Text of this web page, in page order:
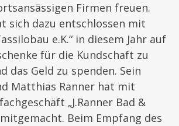
Firmen freuen.
sich dazu entschlossen mit
e.K.“ in diesem Jahr auf
für die Kundschaft zu
das Geld zu spenden. Sein
Matthias Ranner hat mit
„J.Ranner Bad &
Beim Empfang des